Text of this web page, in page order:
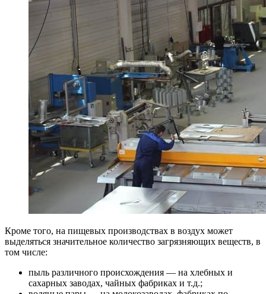
Кроме того, на пищевых производствах в воздух может
выделяться значительное количество загрязняющих веществ, в
том числе:
пыль различного происхождения — на хлебных и
сахарных заводах, чайных фабриках и т.д.;